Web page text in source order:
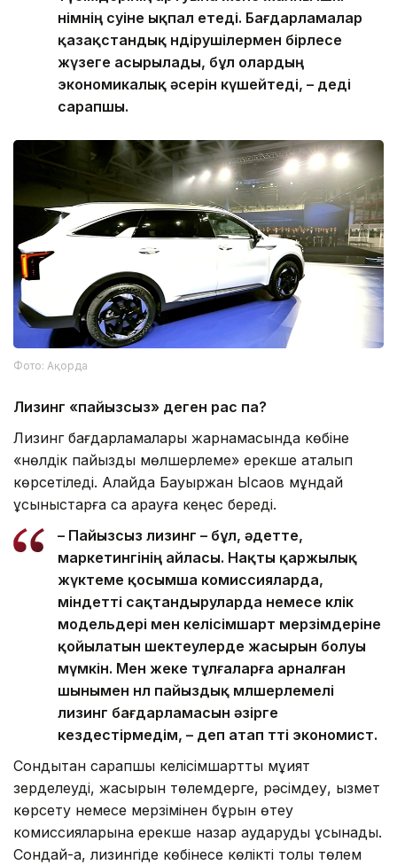
өнімнің өсуіне ықпал етеді. Бағдарламалар
қазақстандық өндірушілермен бірлесе
жүзеге асырылады, бұл олардың
экономикалық әсерін күшейтеді, – деді
сарапшы.
Фото: Ақорда
Лизинг «пайызсыз» деген рас па?
Лизинг бағдарламалары жарнамасында көбіне
«нөлдік пайыздық мөлшерлеме» ерекше аталып
көрсетіледі. Алайда Бауыржан Ысқақов мұндай
ұсыныстарға сақ қарауға кеңес береді.
– Пайызсыз лизинг – бұл, әдетте,
маркетингінің айласы. Нақты қаржылық
жүктеме қосымша комиссияларда,
міндетті сақтандыруларда немесе көлік
модельдері мен келісімшарт мерзімдеріне
қойылатын шектеулерде жасырын болуы
мүмкін. Мен жеке тұлғаларға арналған
шынымен нөл пайыздық мөлшерлемелі
лизинг бағдарламасын әзірге
кездестірмедім, – деп атап өтті экономист.
Сондықтан сарапшы келісімшартты мұқият
зерделеуді, жасырын төлемдерге, рәсімдеу, қызмет
көрсету немесе мерзімінен бұрын өтеу
комиссияларына ерекше назар аударуды ұсынады.
Сондай-ақ, лизингіде көбінесе көлікті толық төлем